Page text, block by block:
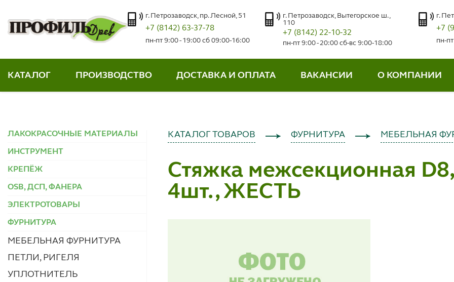
г. Петрозаводск, пр. Лесной, 51
+7 (8142) 63-37-78
пн-пт 9:00 - 19:00 сб 09:00-16:00
г. Петрозаводск, Вытегорское ш.,
110
+7 (8142) 22-10-32
пн-пт 9:00 - 20:00 сб-вс 9:00-18:00
г.
+7
пн-
КАТАЛОГ ПРОИЗВОДСТВО ДОСТАВКА И ОПЛАТА ВАКАНСИИ О КОМПАНИИ
ЛАКОКРАСОЧНЫЕ МАТЕРИАЛЫ
ИНСТРУМЕНТ
КРЕПЁЖ
OSB, ДСП, ФАНЕРА
ЭЛЕКТРОТОВАРЫ
ФУРНИТУРА
МЕБЕЛЬНАЯ ФУРНИТУРА
ПЕТЛИ, РИГЕЛЯ
УПЛОТНИТЕЛЬ
КАТАЛОГ ТОВАРОВ ФУРНИТУРА МЕБЕЛЬНАЯ
Стяжка межсекционная
4шт., ЖЕСТЬ